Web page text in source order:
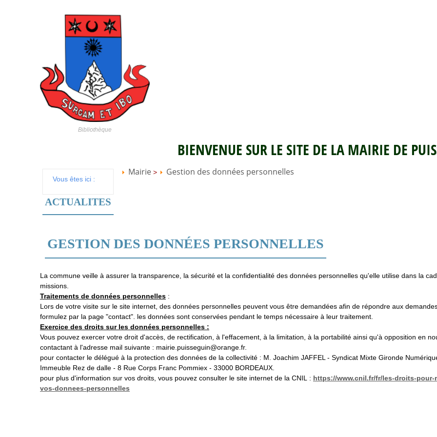
Bibliothèque
BIENVENUE SUR LE SITE DE LA MAIRIE DE
Vous êtes ici :
ACTUALITES
Mairie > Gestion des données personnelles
GESTION DES DONNÉES PERSONNELLES
La commune veille à assurer la transparence, la sécurité et la confidentialité des données personnelles qu'elle utilise dans la
missions.
Traitements de données personnelles :
Lors de votre visite sur le site internet, des données personnelles peuvent vous être demandées afin de répondre aux
formulez par la page "contact". les données sont conservées pendant le temps nécessaire à leur traitement.
Exercice des droits sur les données personnelles :
Vous pouvez exercer votre droit d'accès, de rectification, à l'effacement, à la limitation, à la portabilité ainsi qu'à opposition en
contactant à l'adresse mail suivante : mairie.puisseguin@orange.fr.
pour contacter le délégué à la protection des données de la collectivité : M. Joachim JAFFEL - Syndicat Mixte Gironde
Immeuble Rez de dalle - 8 Rue Corps Franc Pommiex - 33000 BORDEAUX.
pour plus d'information sur vos droits, vous pouvez consulter le site internet de la CNIL : https://www.cnil.fr/fr/les-droits-pour-
vos-donnees-personnelles